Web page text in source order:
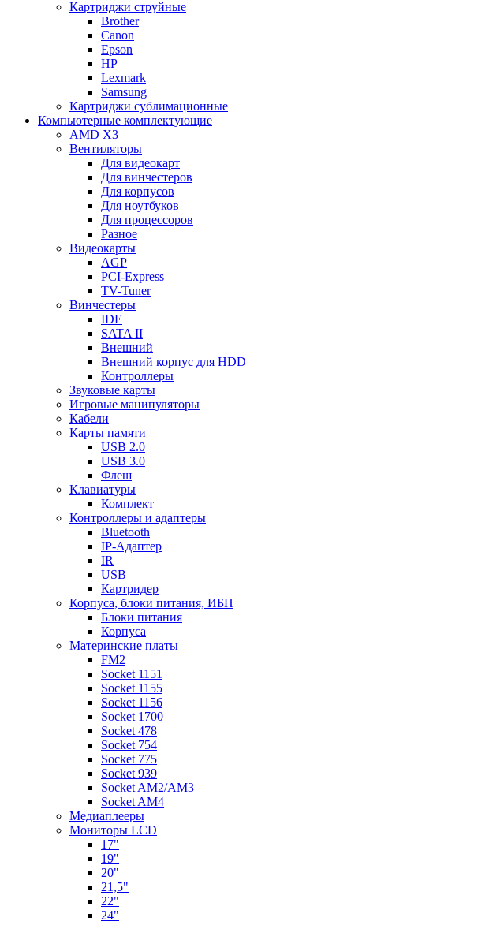
Картриджи струйные
Brother
Canon
Epson
HP
Lexmark
Samsung
Картриджи сублимационные
Компьютерные комплектующие
AMD X3
Вентиляторы
Для видеокарт
Для винчестеров
Для корпусов
Для ноутбуков
Для процессоров
Разное
Видеокарты
AGP
PCI-Express
TV-Tuner
Винчестеры
IDE
SATA II
Внешний
Внешний корпус для HDD
Контроллеры
Звуковые карты
Игровые манипуляторы
Кабели
Карты памяти
USB 2.0
USB 3.0
Флеш
Клавиатуры
Комплект
Контроллеры и адаптеры
Bluetooth
IP-Адаптер
IR
USB
Картридер
Корпуса, блоки питания, ИБП
Блоки питания
Корпуса
Материнские платы
FM2
Socket 1151
Socket 1155
Socket 1156
Socket 1700
Socket 478
Socket 754
Socket 775
Socket 939
Socket AM2/AM3
Socket AM4
Медиаплееры
Мониторы LCD
17"
19"
20"
21,5"
22"
24"